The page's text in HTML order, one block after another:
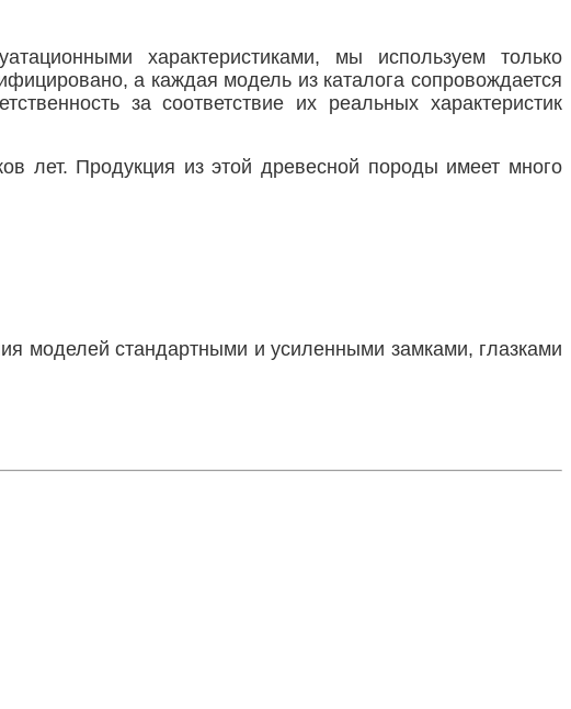
характеристиками, мы используем только
а каждая модель из каталога сопровождается
за соответствие их реальных характеристик
лет. Продукция из этой древесной породы имеет много
моделей стандартными и усиленными замками, глазками